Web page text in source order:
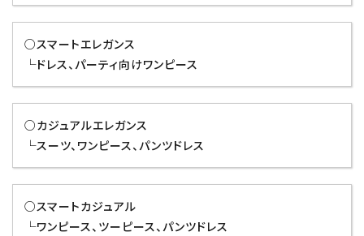
○スマートエレガンス
└ドレス、パーティ向けワンピース
○カジュアルエレガンス
└スーツ、ワンピース、パンツドレス
○スマートカジュアル
└ワンピース、ツーピース、パンツドレス